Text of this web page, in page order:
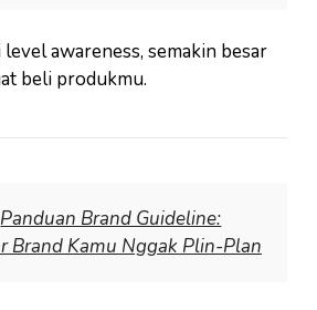
awareness, semakin besar
beli produkmu.
Panduan Brand Guideline:
Brand Kamu Nggak Plin-Plan